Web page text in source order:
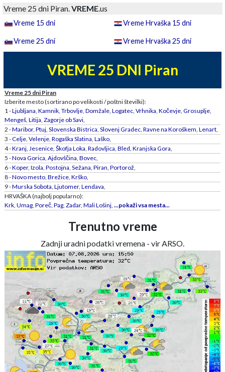
Vreme 25 dni Piran.VREME.us
Vreme 15 dni Vreme Hrvaška 15 dni
Vreme 25 dni Vreme Hrvaška 25 dni
VREME 25 DNI Piran
Vreme 25 dni Piran
Izberite mesto (sortirano po velikosti / poštni številki):
1 -Ljubljana, Kamnik, Trbovlje, Domžale, Logatec, Vrhnika, Kočevje, Grosuplje,
Mengeš, Litija, Zagorje ob Savi,
2 -Maribor, Ptuj, Slovenska Bistrica, Slovenj Gradec, Ravne na Koroškem, Lenart,
3 -Celje, Velenje, Rogaška Slatina, Laško,
4 -Kranj, Jesenice, Škofja Loka, Radovljica, Bled, Kranjska Gora,
5 -Nova Gorica, Ajdovščina, Bovec,
6 -Koper, Izola, Postojna, Sežana, Piran, Portorož,
8 -Novo mesto, Brežice, Krško,
9 -Murska Sobota, Ljutomer, Lendava,
HRVAŠKA (najbolj popularno):
Krk, Umag, Poreč, Pag, Zadar, Mali Lošinj, ...pokaži vsa mesta...
Trenutno vreme
Zadnji uradni podatki vremena - vir ARSO.